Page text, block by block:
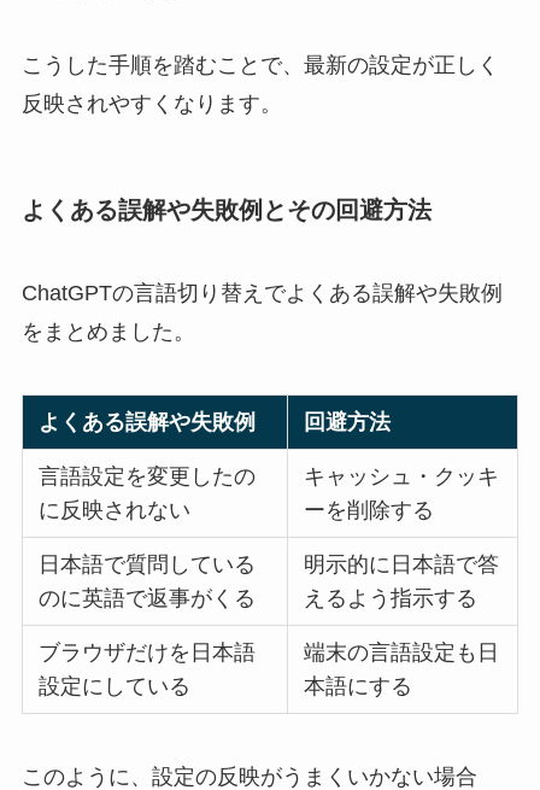
こうした手順を踏むことで、最新の設定が正しく
反映されやすくなります。
よくある誤解や失敗例とその回避方法
ChatGPTの言語切り替えでよくある誤解や失敗例
をまとめました。
よくある誤解や失敗例 回避方法
言語設定を変更したの
に反映されない
キャッシュ・クッキ
ーを削除する
日本語で質問している
のに英語で返事がくる
明示的に日本語で答
えるよう指示する
ブラウザだけを日本語
設定にしている
端末の言語設定も日
本語にする
このように、設定の反映がうまくいかない場合